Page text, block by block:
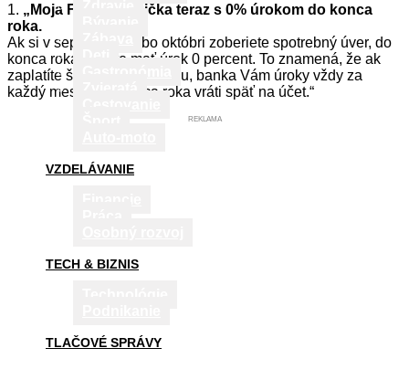
VZDELÁVANIE
TECH & BIZNIS
TLAČOVÉ SPRÁVY
1. „Moja Férová pôžička teraz s 0% úrokom do konca
roka.
Ak si v septembri alebo októbri zoberiete spotrebný úver, do
konca roka budete mať úrok 0 percent. To znamená, že ak
zaplatíte štandardnú splátku, banka Vám úroky vždy za
každý mesiac do konca roka vráti späť na účet.“
REKLAMA